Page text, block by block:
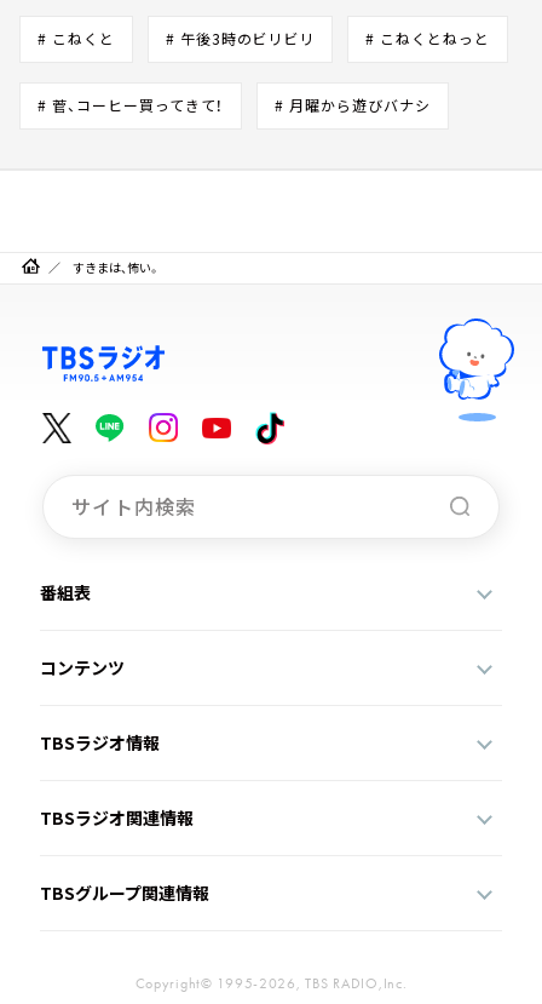
# こねくと # 午後3時のビリビリ # こねくとねっと
# 菅、コーヒー買ってきて！ # 月曜から遊びバナシ
すきまは、怖い。
番組表
コンテンツ
TBSラジオ情報
TBSラジオ関連情報
TBSグループ関連情報
Copyright© 1995-2026, TBS RADIO,Inc.